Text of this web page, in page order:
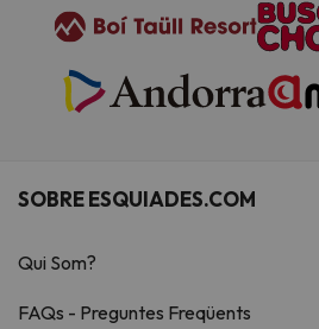
SOBRE ESQUIADES.COM
Qui Som?
FAQs - Preguntes Freqüents